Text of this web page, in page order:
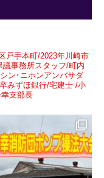
戸手本町/2023年川崎市
事務所スタッフ/町内
ン･ニホンアンバサダ
みずほ銀行/宅建士 /小
支部長